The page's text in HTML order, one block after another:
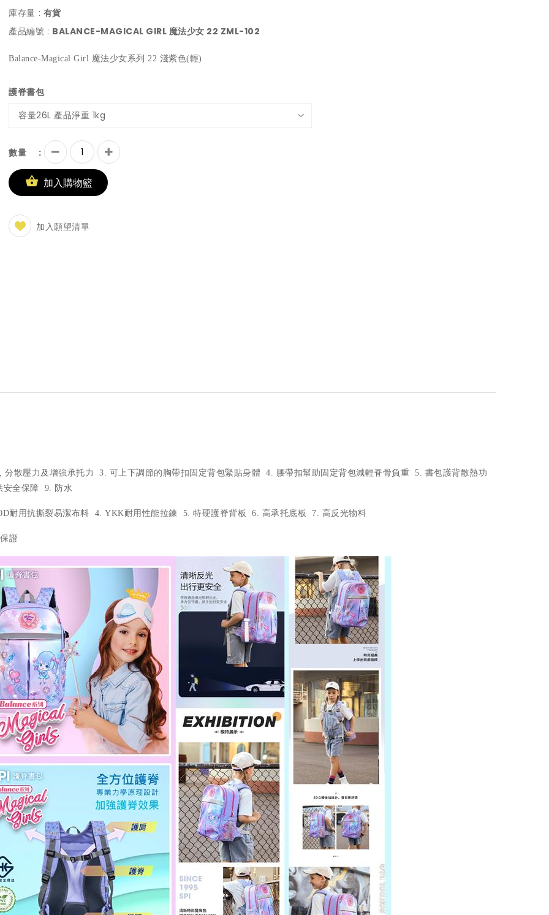
庫存量 : 有貨
產品編號 : BALANCE-MAGICAL GIRL 魔法少女 22 ZML-102
Balance-Magical Girl 魔法少女系列 22 淺紫色(輕)
護脊書包
容量26L 產品淨重 1kg
數量 :
加入購物籃
加入願望清單
散壓力及增強承托力 3. 可上下調節的胸帶扣固定背包緊貼身體 4. 腰帶扣幫助固定背包減輕脊骨負重 5. 書包護背散熱功
安全保障 9. 防水
耐用抗撕裂易潔布料 4. YKK耐用性能拉鍊 5. 特硬護脊背板 6. 高承托底板 7. 高反光物料
證